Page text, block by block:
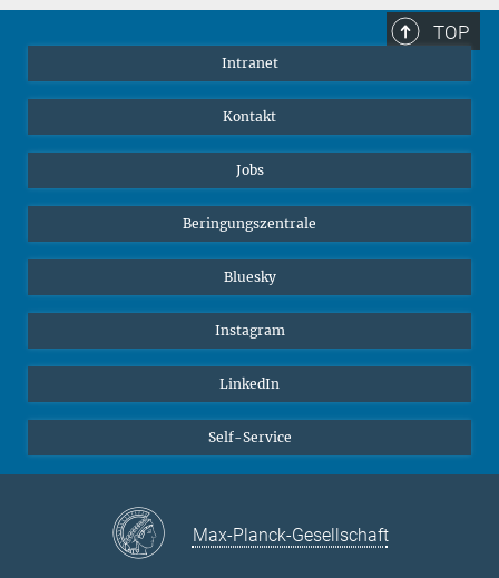
TOP
Intranet
Kontakt
Jobs
Beringungszentrale
Bluesky
Instagram
LinkedIn
Self-Service
Max-Planck-Gesellschaft